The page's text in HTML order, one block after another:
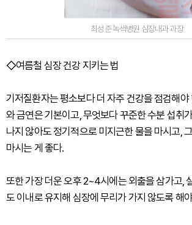
최성준 녹색병원 심장내과 과장
◇여름철 심장 건강 지키는 법
기저질환자는 평소보다 더 자주 건강을 점검해야
와 금연은 기본이고, 무엇보다 꾸준한 수분 섭취
나지 않아도 정기적으로 미지근한 물을 마시고,
마시는 게 좋다.
또한 가장 더운 오후 2~4시에는 외출을 삼가고,
도 이내로 유지해 심장에 무리가 가지 않도록 해